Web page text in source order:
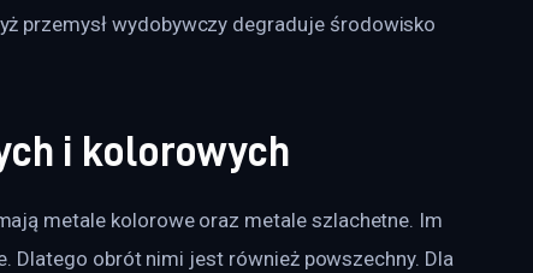
przemysł wydobywczy degraduje środowisko
i kolorowych
metale kolorowe oraz metale szlachetne. Im
Dlatego obrót nimi jest również powszechny. Dla